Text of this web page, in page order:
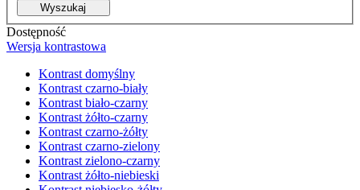
Wyszukaj
Dostępność
Wersja kontrastowa
Kontrast domyślny
Kontrast czarno-biały
Kontrast biało-czarny
Kontrast żółto-czarny
Kontrast czarno-żółty
Kontrast czarno-zielony
Kontrast zielono-czarny
Kontrast żółto-niebieski